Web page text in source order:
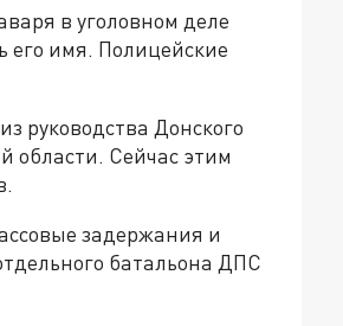
в уголовном деле
его имя. Полицейские
руководства Донского
области. Сейчас этим
задержания и
батальона ДПС